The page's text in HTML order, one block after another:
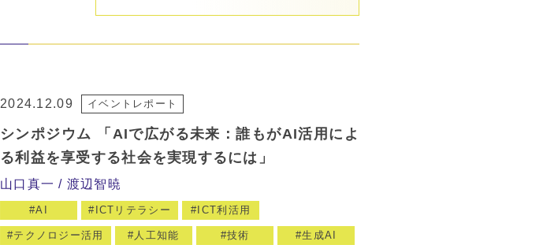
2024.12.09 イベントレポート
シンポジウム 「AIで広がる未来：誰もがAI活用によ
る利益を享受する社会を実現するには」
山口真一 渡辺智暁
AI ICTリテラシー ICT利活用
テクノロジー活用 人工知能 技術 生成AI